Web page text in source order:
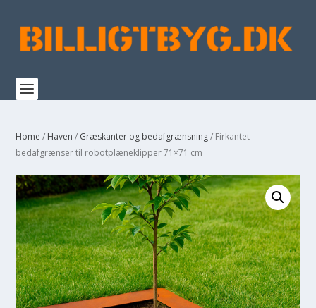
Home / Haven / Græskanter og bedafgrænsning/ Firkantet
bedafgrænser til robotplæneklipper 71×71 cm